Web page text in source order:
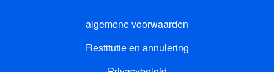
algemene voorwaarden
Restitutie en annulering